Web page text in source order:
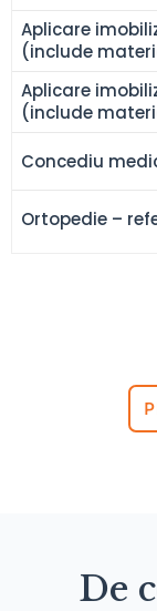
Aplicare
(include
Aplicare
(include
Concediu
Ortopedie –
De